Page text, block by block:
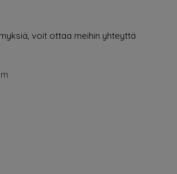
voit ottaa meihin yhteyttä